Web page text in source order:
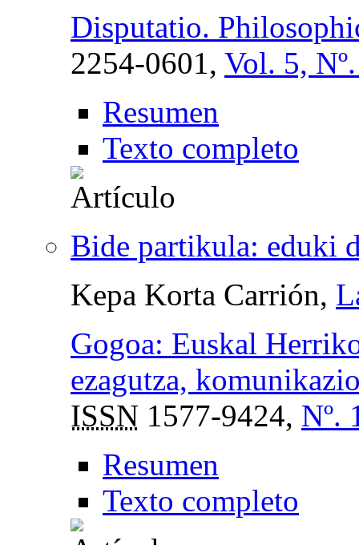
Disputatio.
2254-0601, Vol. 5,
Resumen
Texto completo
Bide partikula: eduki
Kepa Korta Carrión,
Gogoa: Euskal
ezagutza,
ISSN 1577-9424, Nº.
Resumen
Texto completo